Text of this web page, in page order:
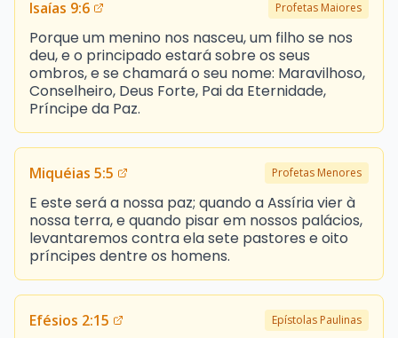
Isaías 9:6 Profetas Maiores
Porque um menino nos nasceu, um filho se nos
deu, e o principado estará sobre os seus
ombros, e se chamará o seu nome: Maravilhoso,
Conselheiro, Deus Forte, Pai da Eternidade,
Príncipe da Paz.
Miquéias 5:5 Profetas Menores
E este será a nossa paz; quando a Assíria vier à
nossa terra, e quando pisar em nossos palácios,
levantaremos contra ela sete pastores e oito
príncipes dentre os homens.
Efésios 2:15 Epístolas Paulinas